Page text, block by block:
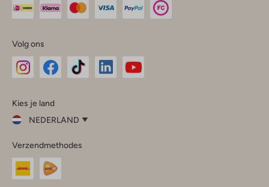
Volg ons
InstagramFacebook
Kies je land
NEDERLAND
je
land
Nederland
Verzendmethodes